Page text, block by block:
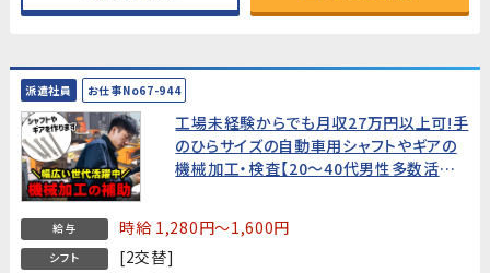
派遣社員 お仕事No67-944
工場未経験からでも月収27万円以上可!手
のひらサイズの自動車用シャフトやギアの
機械加工・検査【20～40代男性多数活躍
給与 時給 1,280円～1,600円
シフト [2交替]